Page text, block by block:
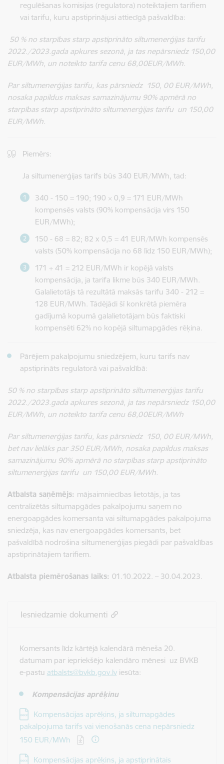
regulēšanas komisijas (regulatora) noteiktajiem tarifiem
vai tarifu, kuru apstiprinājusi attiecīgā pašvaldība:
50 % no starpības starp apstiprināto siltumenerģijas tarifu
2022./2023.gada apkures sezonā, ja tas nepārsniedz 150,00
EUR/MWh, un noteikto tarifa cenu 68,00EUR/MWh.
Par siltumenerģijas tarifu, kas pārsniedz 150, 00 EUR/MWh,
nosaka papildus maksas samazinājumu 90% apmērā no
starpības starp apstiprināto siltumenerģijas tarifu un 150,00
EUR/MWh.
Piemērs:
Ja siltumenerģijas tarifs būs 340 EUR/MWh, tad:
340 - 150 = 190; 190 × 0,9 = 171 EUR/MWh
kompensēs valsts (90% kompensācija virs 150
EUR/MWh);
150 - 68 = 82; 82 x 0,5 = 41 EUR/MWh kompensēs
valsts (50% kompensācija no 68 līdz 150 EUR/MWh);
171 + 41 = 212 EUR/MWh ir kopējā valsts
kompensācija, ja tarifa likme būs 340 EUR/MWh.
Galalietotājs tā rezultātā maksās tarifu 340 - 212 =
128 EUR/MWh. Tādējādi šī konkrētā piemēra
gadījumā kopumā galalietotājam būs faktiski
kompensēti 62% no kopējā siltumapgādes rēķina.
Pārējiem pakalpojumu sniedzējiem, kuru tarifs nav
apstiprināts regulatorā vai pašvaldībā:
50 % no starpības starp apstiprināto siltumenerģijas tarifu
2022./2023.gada apkures sezonā, ja tas nepārsniedz 150,00
EUR/MWh, un noteikto tarifa cenu 68,00EUR/MWh
Par siltumenerģijas tarifu, kas pārsniedz 150, 00 EUR/MWh,
bet nav lielāks par 350 EUR/MWh, nosaka papildus maksas
samazinājumu 90% apmērā no starpības starp apstiprināto
siltumenerģijas tarifu un 150,00 EUR/MWh.
Atbalsta saņēmējs: mājsaimniecības lietotājs, ja tas
centralizētās siltumapgādes pakalpojumu saņem no
energoapgādes komersanta vai siltumapgādes pakalpojuma
sniedzēja, kas nav energoapgādes komersants, bet
pašvaldībā nodrošina siltumenerģijas piegādi par pašvaldības
apstiprinātajiem tarifiem.
Atbalsta piemērošanas laiks: 01.10.2022. – 30.04.2023.
Iesniedzamie dokumenti
Komersants līdz kārtējā kalendārā mēneša 20.
datumam par iepriekšējo kalendāro mēnesi uz BVKB
e-pastu atbalsts@bvkb.gov.lviesūta:
Kompensācijas aprēķinu
Lejupielādēt:
Kompensācijas aprēķins, ja siltumapgādes
pakalpojuma tarifs vai vienošanās cena nepārsniedz
150 EUR/MWh
Lejupielādēt:
Kompensācijas aprēķins, ja apstiprinātais